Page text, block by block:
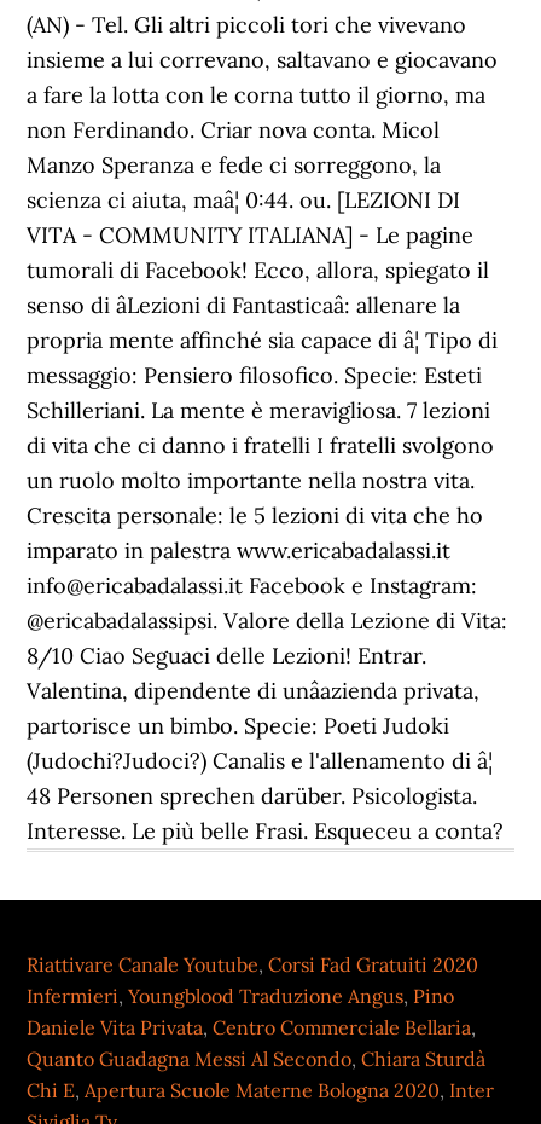
(AN) - Tel. Gli altri piccoli tori che vivevano
insieme a lui correvano, saltavano e giocavano
a fare la lotta con le corna tutto il giorno, ma
non Ferdinando. Criar nova conta. Micol
Manzo Speranza e fede ci sorreggono, la
scienza ci aiuta, maâ¦ 0:44. ou. [LEZIONI DI
VITA - COMMUNITY ITALIANA] - Le pagine
tumorali di Facebook! Ecco, allora, spiegato il
senso di âLezioni di Fantasticaâ: allenare la
propria mente affinché sia capace di â¦ Tipo di
messaggio: Pensiero filosofico. Specie: Esteti
Schilleriani. La mente è meravigliosa. 7 lezioni
di vita che ci danno i fratelli I fratelli svolgono
un ruolo molto importante nella nostra vita.
Crescita personale: le 5 lezioni di vita che ho
imparato in palestra www.ericabadalassi.it
info@ericabadalassi.it Facebook e Instagram:
@ericabadalassipsi. Valore della Lezione di Vita:
8/10 Ciao Seguaci delle Lezioni! Entrar.
Valentina, dipendente di unâazienda privata,
partorisce un bimbo. Specie: Poeti Judoki
(Judochi?Judoci?) Canalis e l'allenamento di â¦
48 Personen sprechen darüber. Psicologista.
Interesse. Le più belle Frasi. Esqueceu a conta?
Riattivare Canale Youtube,Corsi Fad Gratuiti 2020
Infermieri,Youngblood Traduzione Angus, Pino
Daniele Vita Privata,Centro Commerciale Bellaria,
Quanto Guadagna Messi Al Secondo,Chiara Sturdà
Chi E,Apertura Scuole Materne Bologna 2020, Inter